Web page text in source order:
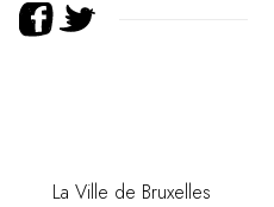
La Ville de Bruxelles